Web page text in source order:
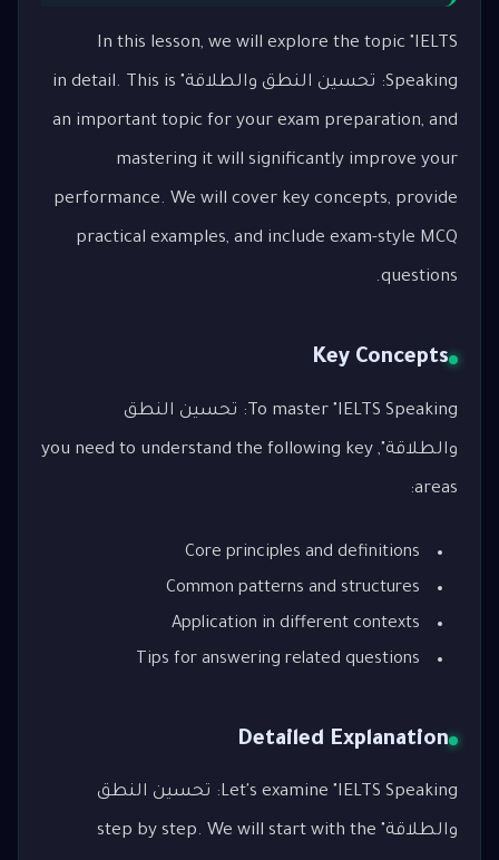
In this lesson, we will explore the topic "IELTS
Speaking: تحسين النطق والطلاقة" in detail. This is
an important topic for your exam preparation, and
mastering it will significantly improve your
performance. We will cover key concepts, provide
practical examples, and include exam-style MCQ
questions.
Key Concepts
To master "IELTS Speaking: تحسين النطق
والطلاقة", you need to understand the following key
areas:
Core principles and definitions
Common patterns and structures
Application in different contexts
Tips for answering related questions
Detailed Explanation
Let's examine "IELTS Speaking: تحسين النطق
والطلاقة" step by step. We will start with the